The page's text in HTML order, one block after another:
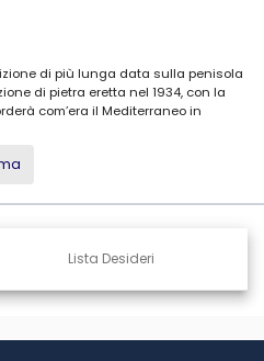
di più lunga data sulla penisola
di pietra eretta nel 1934, con la
com’era il Mediterraneo in
della baia di Lapad è a soli 5
Il porto e l'aeroporto internazionale
di un balcone con vista
Lista Desideri